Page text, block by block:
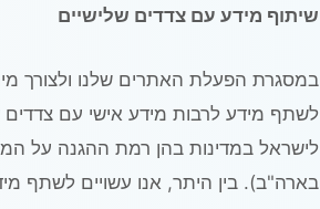
שיתוף מידע עם צדדים שלישיים
במסגרת הפעלת האתרים שלנו ולצורך
לשתף מידע לרבות מידע אישי עם צדדים
לישראל במדינות בהן רמת ההגנה על
בארה"ב). בין היתר, אנו עשויים לשתף